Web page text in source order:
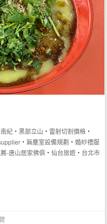
南紀 ‧黑部立山 ‧ 雷射切割價格 ‧
‧無塵室設備規劃 ‧婚紗禮服
-唐山居家佛俱 ‧仙台旅遊 ‧ 台北市